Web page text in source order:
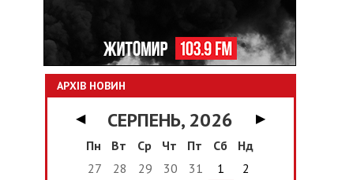
АРХІВ НОВИН
◀ СЕРПЕНЬ, 2026
▶
Пн
Вт Ср Чт Пт Сб
Нд
27
28 29 30 31 1
2